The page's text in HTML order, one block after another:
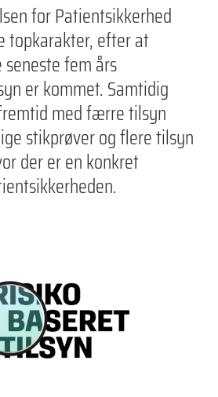
for Patientsikkerhed
efter at
fem års
er kommet. Samtidig
med færre tilsyn
stikprøver og flere tilsyn
der er en konkret